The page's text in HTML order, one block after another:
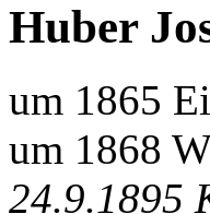
Huber
um 1865
um 1868
24.9.1895